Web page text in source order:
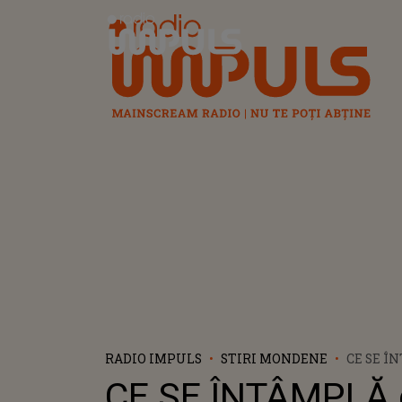
Radio Impuls
RADIO IMPULS STIRI MONDENE
CE SE